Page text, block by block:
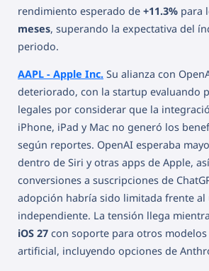
rendimiento esperado de +11.3% para
meses, superando la expectativa del
periodo.
AAPL - Apple Inc. Su alianza con
deteriorado, con la startup evaluando
legales por considerar que la
iPhone, iPad y Mac no generó los
según reportes. OpenAI esperaba
dentro de Siri y otras apps de Apple,
conversiones a suscripciones de
adopción habría sido limitada frente al
independiente. La tensión llega
iOS 27 con soporte para otros
artificial, incluyendo opciones de